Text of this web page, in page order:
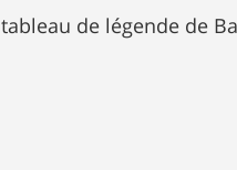
de légende de